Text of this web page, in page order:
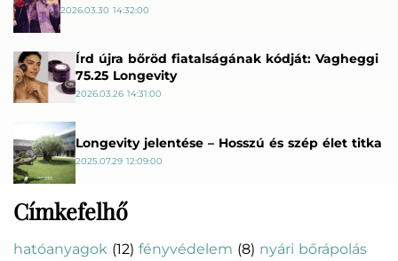
2026.03.30 14:32:00
Írd újra bőröd fiatalságának kódját: Vagheggi
75.25 Longevity
2026.03.26 14:31:00
Longevity jelentése – Hosszú és szép élet titka
2025.07.29 12:09:00
Címkefelhő
hatóanyagok (12) fényvédelem (8) nyári bőrápolás